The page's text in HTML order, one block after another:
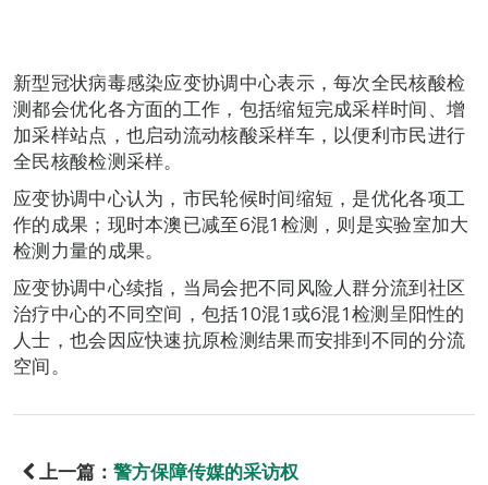
新型冠状病毒感染应变协调中心表示，每次全民核酸检
测都会优化各方面的工作，包括缩短完成采样时间、增
加采样站点，也启动流动核酸采样车，以便利市民进行
全民核酸检测采样。
应变协调中心认为，市民轮候时间缩短，是优化各项工
作的成果；现时本澳已减至6混1检测，则是实验室加大
检测力量的成果。
应变协调中心续指，当局会把不同风险人群分流到社区
治疗中心的不同空间，包括10混1或6混1检测呈阳性的
人士，也会因应快速抗原检测结果而安排到不同的分流
空间。
上一篇： 警方保障传媒的采访权